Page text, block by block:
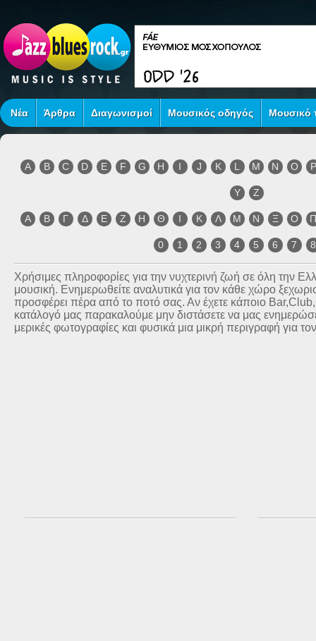
Νέα Άρθρα Διαγωνισμοί Μουσικός οδηγός Μουσικό
A B C D E F G H I J K L M N O P
Y Z
Α Β Γ Δ Ε Ζ Η Θ Ι Κ Λ Μ Ν Ξ Ο
0 1 2 3 4 5 6 7 8
Χρήσιμες πληροφορίες για την νυχτερινή ζωή σε όλη την
μουσική. Ενημερωθείτε αναλυτικά για τον κάθε χώρο
προσφέρει πέρα από το ποτό σας. Αν έχετε κάποιο
κατάλογό μας παρακαλούμε μην διστάσετε να μας
μερικές φωτογραφίες και φυσικά μια μικρή περιγραφή για